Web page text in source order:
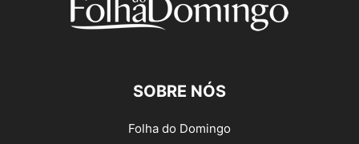
SOBRE NÓS
Folha do Domingo